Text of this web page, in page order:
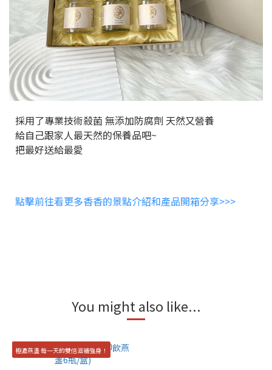
採用了專業技術殺菌 無添加防腐劑 天然又營養
給自己跟家人最天然的保養品吧~
把最好送給最愛
點擊前往看更多香香的景點介紹和產品開箱分享>>>
You might also like...
極濃燕盞 每一天的雙倍滋補強身！